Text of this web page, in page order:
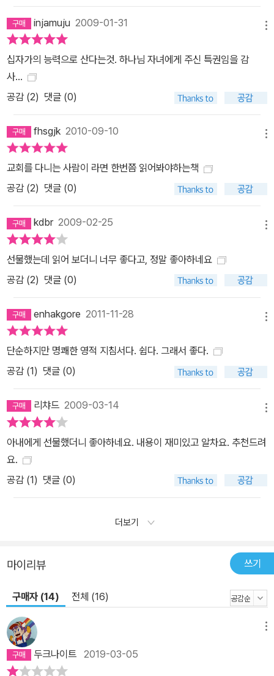
injamuju 2009-01-31
십자가의 능력으로 산다는것. 하나님 자녀에게 주신 특권임을 감
사...
공감 (2) 댓글 (0)
fhsgjk 2010-09-10
교회를 다니는 사람이 라면 한번쯤 읽어봐야하는책
공감 (2) 댓글 (0)
kdbr2009-02-25
선물했는데 읽어 보더니 너무 좋다고, 정말 좋아하네요
공감 (2) 댓글 (0)
enhakgore 2011-11-28
단순하지만 명쾌한 영적 지침서다. 쉽다. 그래서 좋다.
공감 (1) 댓글 (0)
리챠드 2009-03-14
아내에게 선물했더니 좋아하네요. 내용이 재미있고 알차요. 추천드려
요.
공감 (1) 댓글 (0)
더보기
마이리뷰 쓰기
구매자 (14) 전체 (16)
두크나이트 2019-03-05